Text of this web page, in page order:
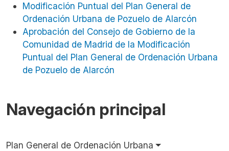
Navegación principal
Plan General de Ordenación Urbana
Modificación Puntual del Plan General de
Ordenación Urbana de Pozuelo de Alarcón
Aprobación del Consejo de Gobierno de la
Comunidad de Madrid de la Modificación
Puntual del Plan General de Ordenación Urbana
de Pozuelo de Alarcón